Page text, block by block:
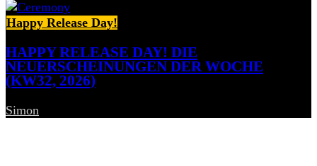
Happy Release Day!
HAPPY RELEASE DAY! DIE
NEUERSCHEINUNGEN DER WOCHE
(KW32, 2026)
Simon